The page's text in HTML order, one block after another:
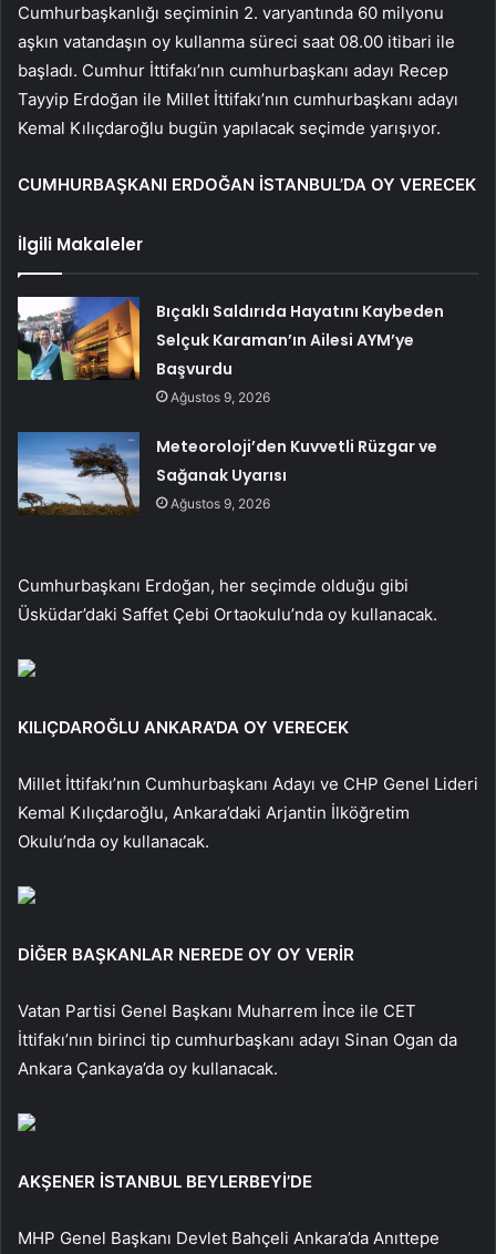
Cumhurbaşkanlığı seçiminin 2. varyantında 60 milyonu
aşkın vatandaşın oy kullanma süreci saat 08.00 itibari ile
başladı. Cumhur İttifakı’nın cumhurbaşkanı adayı Recep
Tayyip Erdoğan ile Millet İttifakı’nın cumhurbaşkanı adayı
Kemal Kılıçdaroğlu bugün yapılacak seçimde yarışıyor.
CUMHURBAŞKANI ERDOĞAN İSTANBUL’DA OY VERECEK
İlgili Makaleler
Bıçaklı Saldırıda Hayatını Kaybeden
Selçuk Karaman’ın Ailesi AYM’ye
Başvurdu
Ağustos 9, 2026
Meteoroloji’den Kuvvetli Rüzgar ve
Sağanak Uyarısı
Ağustos 9, 2026
Cumhurbaşkanı Erdoğan, her seçimde olduğu gibi
Üsküdar’daki Saffet Çebi Ortaokulu’nda oy kullanacak.
KILIÇDAROĞLU ANKARA’DA OY VERECEK
Millet İttifakı’nın Cumhurbaşkanı Adayı ve CHP Genel Lideri
Kemal Kılıçdaroğlu, Ankara’daki Arjantin İlköğretim
Okulu’nda oy kullanacak.
DİĞER BAŞKANLAR NEREDE OY OY VERİR
Vatan Partisi Genel Başkanı Muharrem İnce ile CET
İttifakı’nın birinci tip cumhurbaşkanı adayı Sinan Ogan da
Ankara Çankaya’da oy kullanacak.
AKŞENER İSTANBUL BEYLERBEYİ’DE
MHP Genel Başkanı Devlet Bahçeli Ankara’da Anıttepe